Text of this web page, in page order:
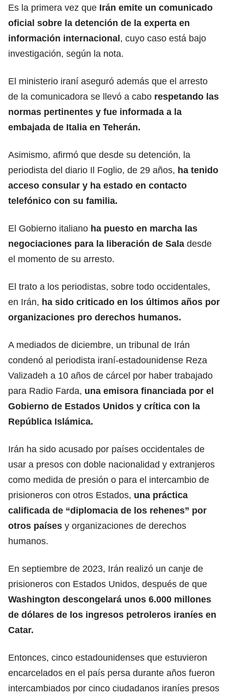
Es la primera vez que Irán emite un comunicado
oficial sobre la detención de la experta en
información internacional, cuyo caso está bajo
investigación, según la nota.
El ministerio iraní aseguró además que el arresto
de la comunicadora se llevó a cabo respetando las
normas pertinentes y fue informada a la
embajada de Italia en Teherán.
Asimismo, afirmó que desde su detención, la
periodista del diario Il Foglio, de 29 años, ha tenido
acceso consular y ha estado en contacto
telefónico con su familia.
El Gobierno italiano ha puesto en marcha las
negociaciones para la liberación de Sala desde
el momento de su arresto.
El trato a los periodistas, sobre todo occidentales,
en Irán, ha sido criticado en los últimos años por
organizaciones pro derechos humanos.
A mediados de diciembre, un tribunal de Irán
condenó al periodista iraní-estadounidense Reza
Valizadeh a 10 años de cárcel por haber trabajado
para Radio Farda, una emisora financiada por el
Gobierno de Estados Unidos y crítica con la
República Islámica.
Irán ha sido acusado por países occidentales de
usar a presos con doble nacionalidad y extranjeros
como medida de presión o para el intercambio de
prisioneros con otros Estados, una práctica
calificada de “diplomacia de los rehenes” por
otros países y organizaciones de derechos
humanos.
En septiembre de 2023, Irán realizó un canje de
prisioneros con Estados Unidos, después de que
Washington descongelará unos 6.000 millones
de dólares de los ingresos petroleros iraníes en
Catar.
Entonces, cinco estadounidenses que estuvieron
encarcelados en el país persa durante años fueron
intercambiados por cinco ciudadanos iraníes presos